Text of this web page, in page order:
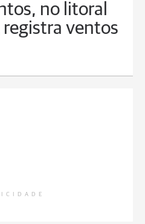
no litoral
registra ventos